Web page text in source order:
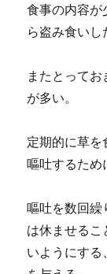
食事の内容が
ら盗み食いし
またとって
が多い。
定期的に草を
嘔吐するた
嘔吐を数回繰
は休ませるこ
いようにする